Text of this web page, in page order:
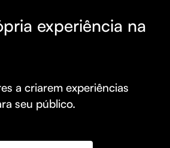
experiência na
a criarem experiências
seu público.